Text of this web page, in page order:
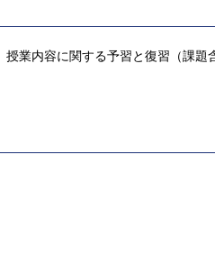
業内容に関する予習と復習（課題